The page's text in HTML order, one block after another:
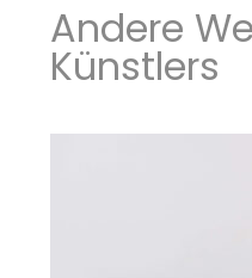
Andere
Künstlers